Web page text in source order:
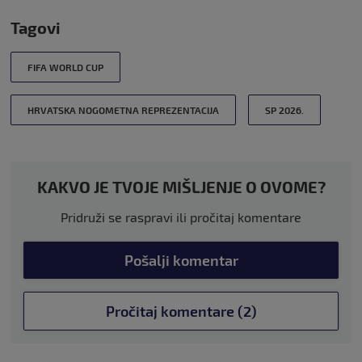
Tagovi
FIFA WORLD CUP
HRVATSKA NOGOMETNA REPREZENTACIJA SP 2026.
KAKVO JE TVOJE MIŠLJENJE O OVOME?
Pridruži se raspravi ili pročitaj komentare
Pošalji komentar
Pročitaj komentare (2)